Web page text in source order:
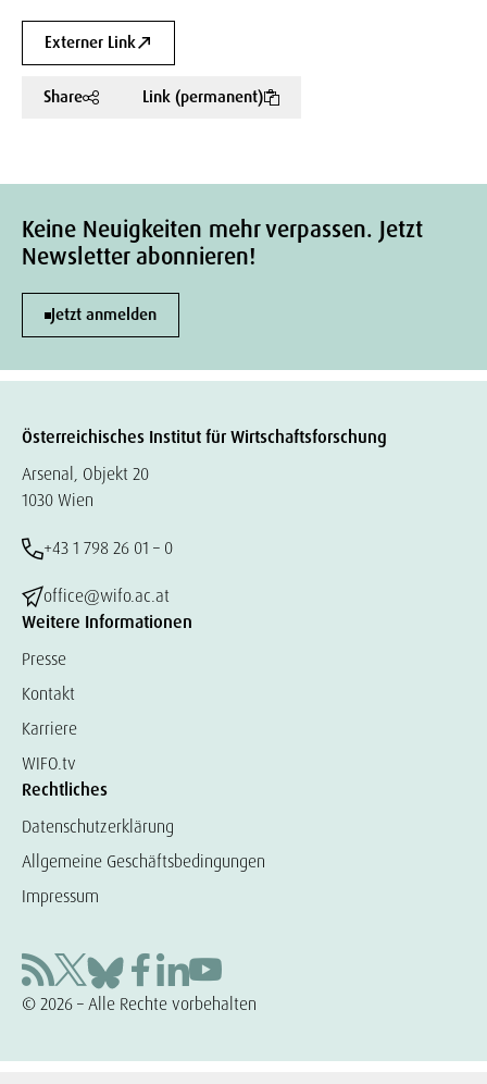
Externer Link
Share Link (permanent)
Keine Neuigkeiten mehr verpassen. Jetzt
Newsletter abonnieren!
Jetzt anmelden
Österreichisches Institut für Wirtschaftsforschung
Arsenal, Objekt 20
1030 Wien
+43 1 798 26 01 – 0
office@wifo.ac.at
Weitere Informationen
Presse
Kontakt
Karriere
WIFO.tv
Rechtliches
Datenschutzerklärung
Allgemeine Geschäftsbedingungen
Impressum
© 2026 – Alle Rechte vorbehalten